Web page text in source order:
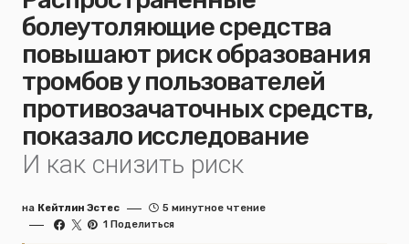
болеутоляющие средства
повышают риск образования
тромбов у пользователей
противозачаточных средств,
показало исследование
И как снизить риск
на Кейтлин Эстес
5 минутное чтение
1 Поделиться